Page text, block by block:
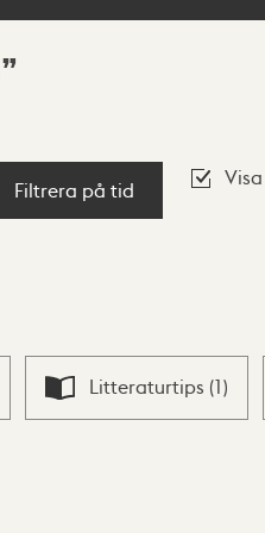
Filtrera på tid
Litteraturtips (1)